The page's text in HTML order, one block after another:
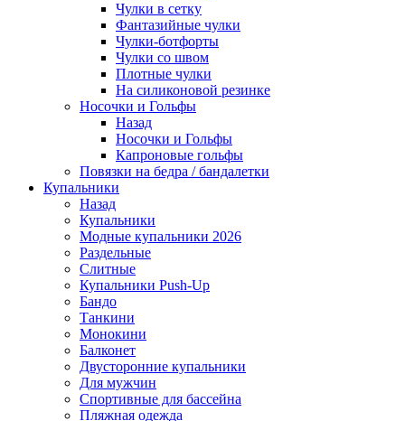
Чулки в сетку
Фантазийные чулки
Чулки-ботфорты
Чулки со швом
Плотные чулки
На силиконовой резинке
Носочки и Гольфы
Назад
Носочки и Гольфы
Капроновые гольфы
Повязки на бедра / бандалетки
Купальники
Назад
Купальники
Модные купальники 2026
Раздельные
Слитные
Купальники Push-Up
Бандо
Танкини
Монокини
Балконет
Двусторонние купальники
Для мужчин
Спортивные для бассейна
Пляжная одежда